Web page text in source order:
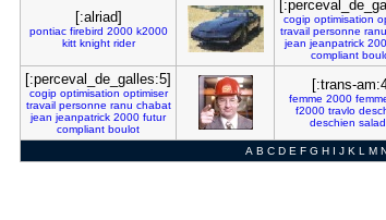
[:alriad]
pontiac firebird 2000 k2000
kitt knight rider
cogip optimisation
travail personne ranu
jean jeanpatrick
compliant
[:perceval_de_galles:5]
cogip optimisation optimiser
travail personne ranu chabat
jean jeanpatrick 2000 futur
compliant boulot
[:trans-
femme 2000
f2000 travlo
deschien
A B C D E F G H I J K L M